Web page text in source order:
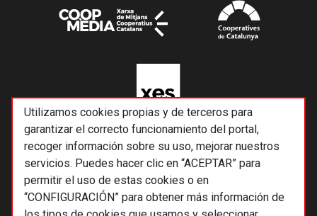
Utilizamos cookies propias y de terceros para
garantizar el correcto funcionamiento del portal,
recoger información sobre su uso, mejorar nuestros
servicios. Puedes hacer clic en “ACEPTAR” para
permitir el uso de estas cookies o en
“CONFIGURACIÓN” para obtener más información de